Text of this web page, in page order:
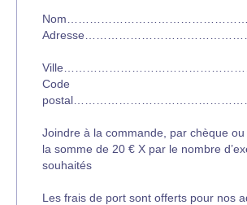
Code
Joindre à la commande, par chèque ou
la somme de 20 € X par le nombre
souhaités
Les frais de port sont offerts pour nos